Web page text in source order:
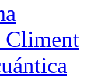
Climent